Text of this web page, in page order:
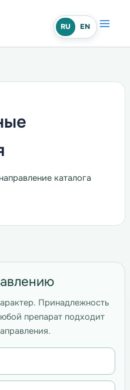
каталога
Принадлежность
препарат подходит
RU EN